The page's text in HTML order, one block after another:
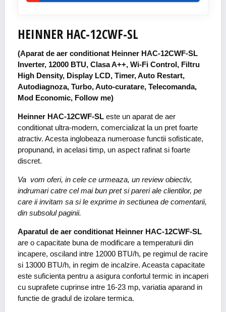
HEINNER HAC-12CWF-SL
(Aparat de aer conditionat Heinner HAC-12CWF-SL
Inverter, 12000 BTU, Clasa A++, Wi-Fi Control, Filtru
High Density, Display LCD, Timer, Auto Restart,
Autodiagnoza, Turbo, Auto-curatare, Telecomanda,
Mod Economic, Follow me)
Heinner HAC-12CWF-SL este un aparat de aer
conditionat ultra-modern, comercializat la un pret foarte
atractiv. Acesta inglobeaza numeroase functii sofisticate,
propunand, in acelasi timp, un aspect rafinat si foarte
discret.
Va vom oferi, in cele ce urmeaza, un review obiectiv,
indrumari catre cel mai bun pret si pareri ale clientilor, pe
care ii invitam sa si le exprime in sectiunea de comentarii,
din subsolul paginii.
Aparatul de aer conditionat Heinner HAC-12CWF-SL
are o capacitate buna de modificare a temperaturii din
incapere, osciland intre 12000 BTU/h, pe regimul de racire
si 13000 BTU/h, in regim de incalzire. Aceasta capacitate
este suficienta pentru a asigura confortul termic in incaperi
cu suprafete cuprinse intre 16-23 mp, variatia aparand in
functie de gradul de izolare termica.